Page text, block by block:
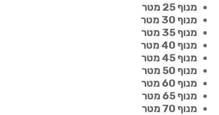
מנוף 25 מטר
מנוף 30 מטר
מנוף 35 מטר
מנוף 40 מטר
מנוף 45 מטר
מנוף 50 מטר
מנוף 60 מטר
מנוף 65 מטר
מנוף 70 מטר